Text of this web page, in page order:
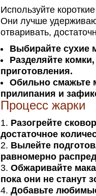
Используйте
Они лучше
отваривать,
Выбирайте сухие
Разделяйте
приготовления.
Обильно смажьте
прилипания и
Процесс жарки
Разогрейте
достаточное
Вылейте
равномерно
Обжаривайте
пока они не станут
Добавьте